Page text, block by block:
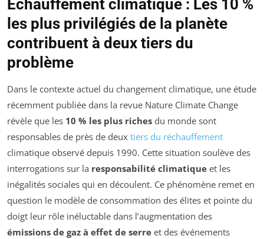
Échauffement climatique : Les 10 %
les plus privilégiés de la planète
contribuent à deux tiers du
problème
Dans le contexte actuel du changement climatique, une étude
récemment publiée dans la revue Nature Climate Change
révèle que les 10 % les plus riches du monde sont
responsables de près de deux tiers du réchauffement
climatique observé depuis 1990. Cette situation soulève des
interrogations sur la responsabilité climatique et les
inégalités sociales qui en découlent. Ce phénomène remet en
question le modèle de consommation des élites et pointe du
doigt leur rôle inéluctable dans l’augmentation des
émissions de gaz à effet de serre et des événements